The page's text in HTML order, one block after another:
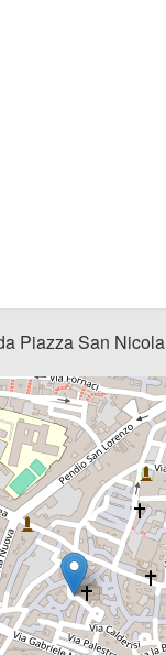
Piazza San Nicola